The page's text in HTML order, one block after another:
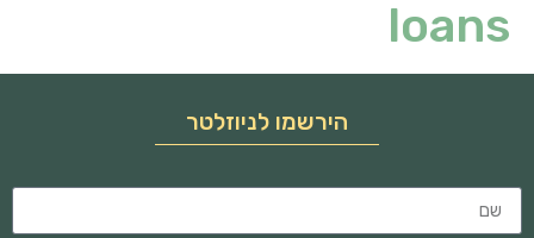
loans
הירשמו לניוזלטר